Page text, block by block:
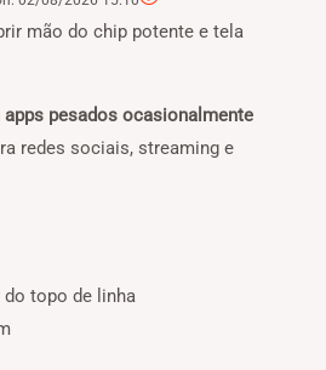
mão do chip potente e tela
apps pesados ocasionalmente
redes sociais, streaming e
topo de linha